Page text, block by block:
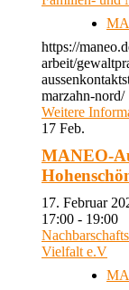
https://
arbeit/
marzahn-nord/
Weitere
17 Feb.
MANEO-
17. Februar
17:00 - 19:00
Vielfalt e.V